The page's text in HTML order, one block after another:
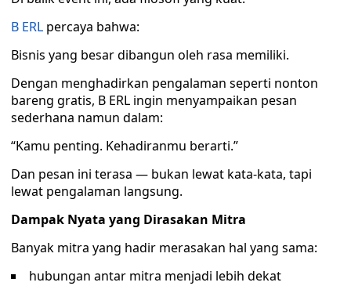
B ERL percaya bahwa:
Bisnis yang besar dibangun oleh rasa memiliki.
Dengan menghadirkan pengalaman seperti nonton
bareng gratis, B ERL ingin menyampaikan pesan
sederhana namun dalam:
“Kamu penting. Kehadiranmu berarti.”
Dan pesan ini terasa — bukan lewat kata-kata, tapi
lewat pengalaman langsung.
Dampak Nyata yang Dirasakan Mitra
Banyak mitra yang hadir merasakan hal yang sama:
hubungan antar mitra menjadi lebih dekat